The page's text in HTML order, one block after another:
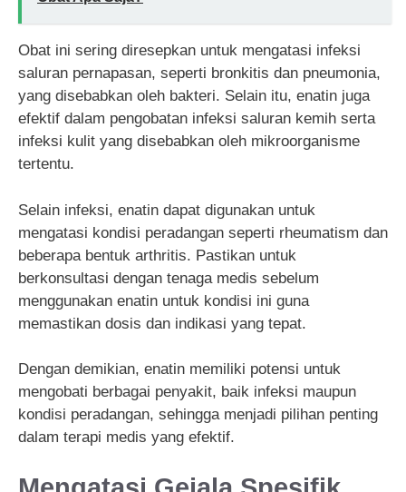
Obat ini sering diresepkan untuk mengatasi infeksi
saluran pernapasan, seperti bronkitis dan pneumonia,
yang disebabkan oleh bakteri. Selain itu, enatin juga
efektif dalam pengobatan infeksi saluran kemih serta
infeksi kulit yang disebabkan oleh mikroorganisme
tertentu.
Selain infeksi, enatin dapat digunakan untuk
mengatasi kondisi peradangan seperti rheumatism dan
beberapa bentuk arthritis. Pastikan untuk
berkonsultasi dengan tenaga medis sebelum
menggunakan enatin untuk kondisi ini guna
memastikan dosis dan indikasi yang tepat.
Dengan demikian, enatin memiliki potensi untuk
mengobati berbagai penyakit, baik infeksi maupun
kondisi peradangan, sehingga menjadi pilihan penting
dalam terapi medis yang efektif.